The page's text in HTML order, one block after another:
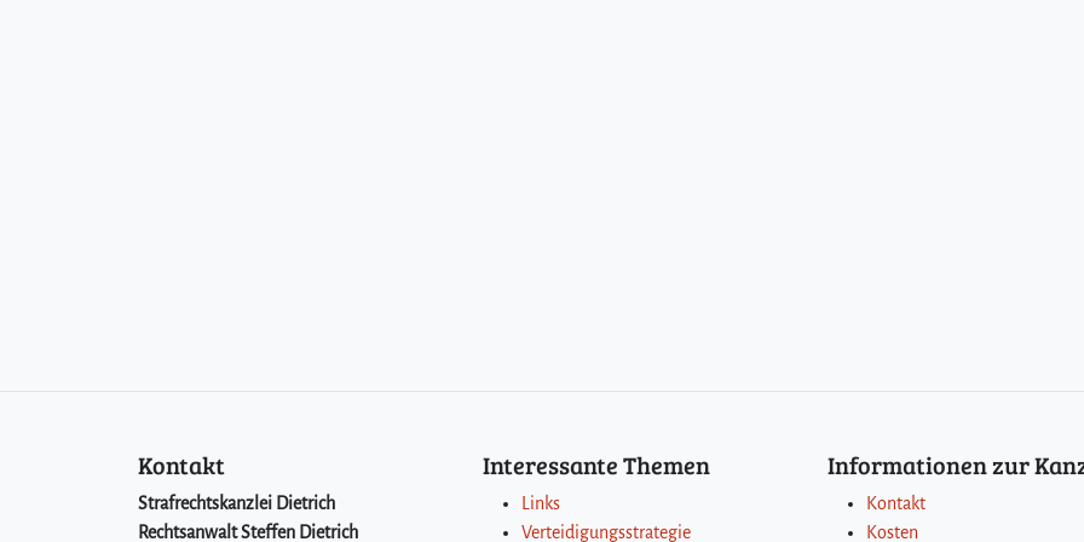
Kontakt
Strafrechtskanzlei Dietrich
Rechtsanwalt Steffen Dietrich
Interessante Themen
Links
Verteidigungsstrategie
Informationen zur
Kontakt
Kosten